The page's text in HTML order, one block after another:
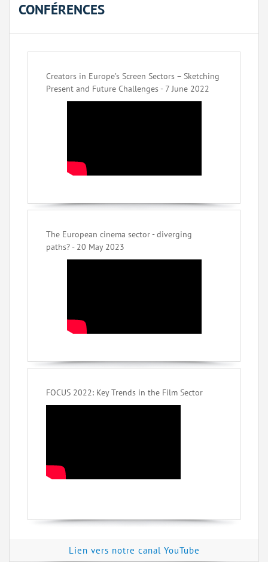
CONFÉRENCES
Creators in Europe’s Screen Sectors – Sketching
Present and Future Challenges - 7 June 2022
The European cinema sector - diverging
paths? - 20 May 2023
FOCUS 2022: Key Trends in the Film Sector
Lien vers notre canal YouTube